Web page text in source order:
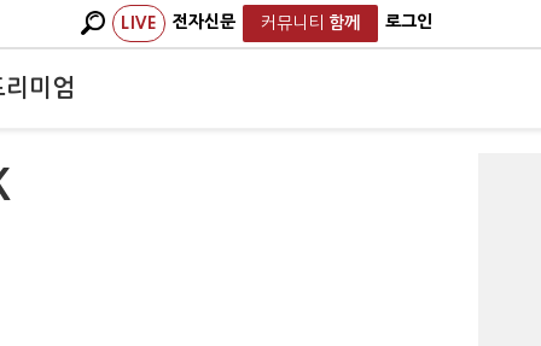
LIVE 전자신문 커뮤니티 함께 로그인
리미엄